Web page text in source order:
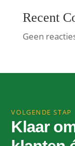
Recent
Geen
VOLGENDE STAP
Klaar